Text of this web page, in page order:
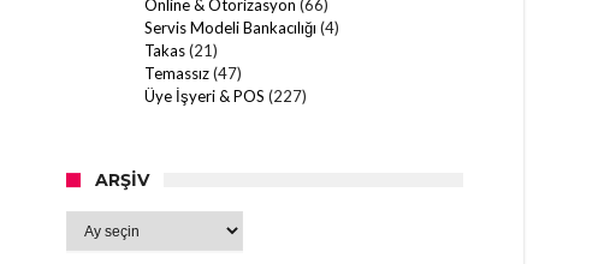
Online & Otorizasyon (66)
Servis Modeli Bankacılığı (4)
Takas(21)
Temassız(47)
Üye İşyeri & POS (227)
ARŞIV